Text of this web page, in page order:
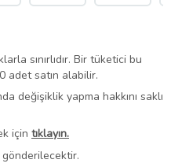
sınırlıdır. Bir tüketici bu
adet satın alabilir.
değişiklik yapma hakkını saklı
için tıklayın.